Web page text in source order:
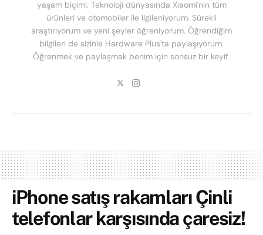
yaşam biçimi. Teknoloji dünyasında Xiaomi'nin tüm
ürünleri ve otomobiler ile ilgileniyorum. Sürekli
araştırıyorum ve yeni şeyler öğreniyorum. Öğrendiğim
bilgileri de sizinle Hardware Plus'ta paylaşıyorum.
Öğrenmek ve paylaşmak benim için sonsuz bir keyif.
iPhone satış rakamları Çinli
telefonlar karşısında çaresiz!